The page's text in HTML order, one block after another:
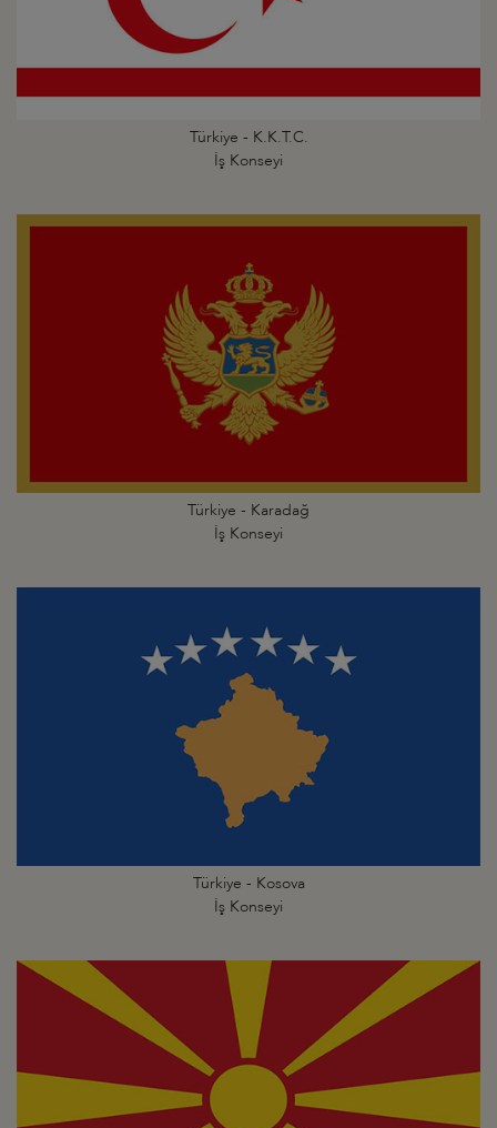
Türkiye - K.K.T.C.
İş Konseyi
Türkiye - Karadağ
İş Konseyi
Türkiye - Kosova
İş Konseyi